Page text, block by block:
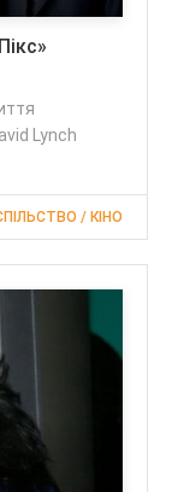
Lynch
/ КІНО